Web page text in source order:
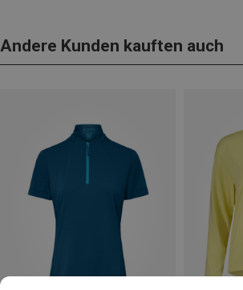
Andere Kunden kauften auch